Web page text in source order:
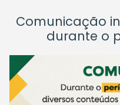
Comunicação
durante o